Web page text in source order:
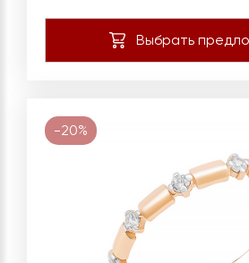
-20%